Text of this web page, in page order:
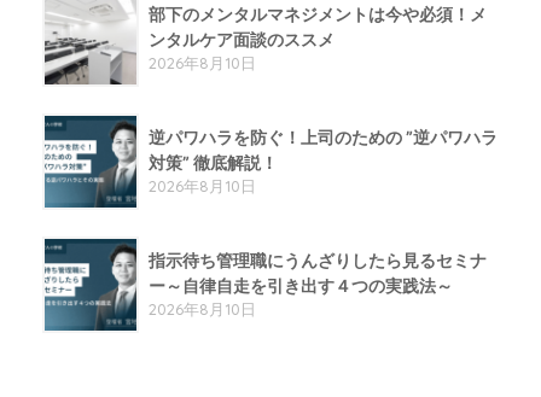
部下のメンタルマネジメントは今や必須！メ
ンタルケア面談のススメ
2026年8月10日
逆パワハラを防ぐ！上司のための ”逆パワハラ
対策” 徹底解説！
2026年8月10日
指示待ち管理職にうんざりしたら見るセミナ
ー～自律自走を引き出す４つの実践法～
2026年8月10日